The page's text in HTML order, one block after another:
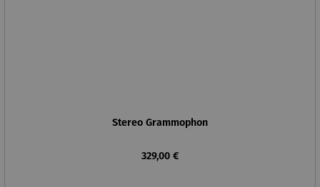
Stereo Grammophon
Regulärer Preis:
329,00 €